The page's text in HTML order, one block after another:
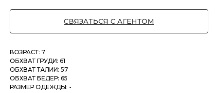
СВЯЗАТЬСЯ С АГЕНТОМ
ВОЗРАСТ: 7
ОБХВАТ ГРУДИ: 61
ОБХВАТ ТАЛИИ: 57
ОБХВАТ БЕДЕР: 65
РАЗМЕР ОДЕЖДЫ: -